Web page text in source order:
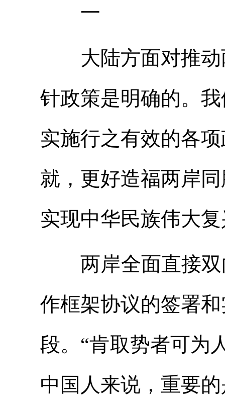
一
大陆方面对推动
针政策是明确的。
实施行之有效的各
就，更好造福两岸
实现中华民族伟大
两岸全面直接双
作框架协议的签署
段。“肯取势者可为
中国人来说，重要